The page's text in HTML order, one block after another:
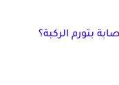
بتورم الركبة؟